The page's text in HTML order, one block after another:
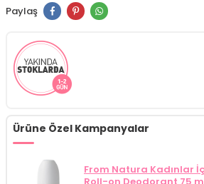
Paylaş
Ürüne Özel Kampanyalar
From Natura Kadınlar